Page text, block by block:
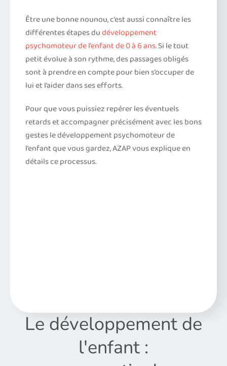
Être une bonne nounou, c’est aussi connaître les
différentes étapes dudéveloppement
psychomoteur de l’enfant de 0 à 6 ans. Si le tout
petit évolue à son rythme, des passages obligés
sont à prendre en compte pour bien s’occuper de
lui et l’aider dans ses efforts.
Pour que vous puissiez repérer les éventuels
retards et accompagner précisément avec les bons
gestes le développement psychomoteur de
l’enfant que vous gardez, AZAP vous explique en
détails ce processus.
Le développement de
l'enfant :